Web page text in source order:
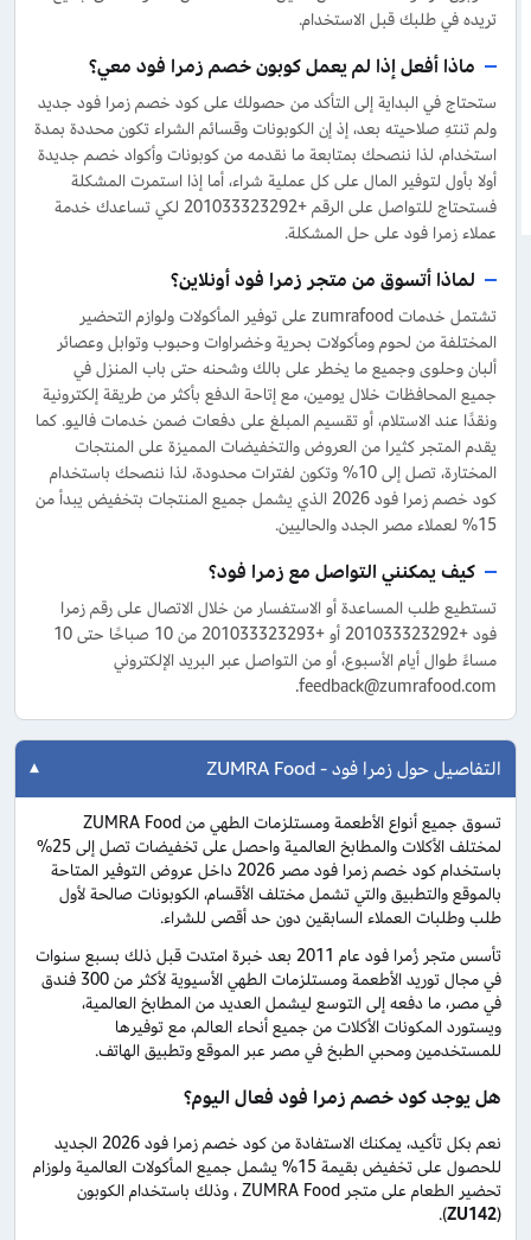
تريده في طلبك قبل الاستخدام.
ماذا أفعل إذا لم يعمل كوبون خصم زمرا فود معي؟
ستحتاج في البداية إلى التأكد من حصولك على كود خصم زمرا فود جديد
ولم تنتهِ صلاحيته بعد، إذ إن الكوبونات وقسائم الشراء تكون محددة بمدة
استخدام، لذا ننصحك بمتابعة ما نقدمه من كوبونات وأكواد خصم جديدة
أولا بأول لتوفير المال على كل عملية شراء، أما إذا استمرت المشكلة
فستحتاج للتواصل على الرقم +201033323292 لكي تساعدك خدمة
عملاء زمرا فود على حل المشكلة.
لماذا أتسوق من متجر زمرا فود أونلاين؟
تشتمل خدمات zumrafood على توفير المأكولات ولوازم التحضير
المختلفة من لحوم ومأكولات بحرية وخضراوات وحبوب وتوابل وعصائر
ألبان وحلوى وجميع ما يخطر على بالك وشحنه حتى باب المنزل في
جميع المحافظات خلال يومين، مع إتاحة الدفع بأكثر من طريقة إلكترونية
ونقدًا عند الاستلام، أو تقسيم المبلغ على دفعات ضمن خدمات فاليو. كما
يقدم المتجر كثيرا من العروض والتخفيضات المميزة على المنتجات
المختارة، تصل إلى 10% وتكون لفترات محدودة، لذا ننصحك باستخدام
كود خصم زمرا فود 2026 الذي يشمل جميع المنتجات بتخفيض يبدأ من
15% لعملاء مصر الجدد والحاليين.
كيف يمكنني التواصل مع زمرا فود؟
تستطيع طلب المساعدة أو الاستفسار من خلال الاتصال على رقم زمرا
فود +201033323292 أو +201033323293 من 10 صباحًا حتى 10
مساءً طوال أيام الأسبوع، أو من التواصل عبر البريد الإلكتروني
feedback@zumrafood.com.
التفاصيل حول زمرا فود - ZUMRA Food
تسوق جميع أنواع الأطعمة ومستلزمات الطهي من ZUMRA Food
لمختلف الأكلات والمطابخ العالمية واحصل على تخفيضات تصل إلى 25%
باستخدام كود خصم زمرا فود مصر 2026 داخل عروض التوفير المتاحة
بالموقع والتطبيق والتي تشمل مختلف الأقسام، الكوبونات صالحة لأول
طلب وطلبات العملاء السابقين دون حد أقصى للشراء.
تأسس متجر زُمرا فود عام 2011 بعد خبرة امتدت قبل ذلك بسبع سنوات
في مجال توريد الأطعمة ومستلزمات الطهي الأسيوية لأكثر من 300 فندق
في مصر، ما دفعه إلى التوسع ليشمل العديد من المطابخ العالمية،
ويستورد المكونات الأكلات من جميع أنحاء العالم، مع توفيرها
للمستخدمين ومحبي الطبخ في مصر عبر الموقع وتطبيق الهاتف.
هل يوجد كود خصم زمرا فود فعال اليوم؟
نعم بكل تأكيد، يمكنك الاستفادة من كود خصم زمرا فود 2026 الجديد
للحصول على تخفيض بقيمة 15% يشمل جميع المأكولات العالمية ولوزام
تحضير الطعام على متجر ZUMRA Food ، وذلك باستخدام الكوبون
(
ZU142
).